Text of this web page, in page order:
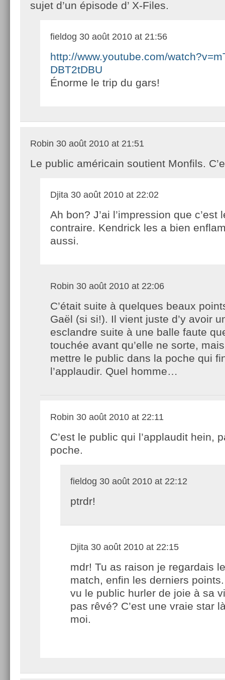
sujet d’un épisode d’ X-Files.
fieldog 30 août 2010 at 21:56
http://www.youtube.com/
DBT2tDBU
Énorme le trip du gars!
Robin 30 août 2010 at 21:51
Le public américain soutient Monfils.
Djita 30 août 2010 at 22:02
Ah bon? J’ai l’impression que c’est
contraire. Kendrick les a bien
aussi.
Robin 30 août 2010 at 22:06
C’était suite à quelques beaux
Gaël (si si!). Il vient juste d’y avoir
esclandre suite à une balle faute
touchée avant qu’elle ne sorte,
mettre le public dans la poche qui
l’applaudir. Quel homme…
Robin 30 août 2010 at 22:11
C’est le public qui l’applaudit hein,
poche.
fieldog 30 août 2010 at 22:12
ptrdr!
Djita 30 août 2010 at 22:15
mdr! Tu as raison je regardais le
match, enfin les derniers points.
vu le public hurler de joie à sa
pas rêvé? C’est une vraie star
moi.